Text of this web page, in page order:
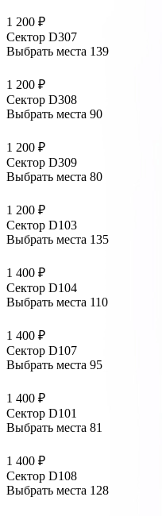
1 200 ₽
Сектор D307
Выбрать места 139
1 200 ₽
Сектор D308
Выбрать места 90
1 200 ₽
Сектор D309
Выбрать места 80
1 200 ₽
Сектор D103
Выбрать места 135
1 400 ₽
Сектор D104
Выбрать места 110
1 400 ₽
Сектор D107
Выбрать места 95
1 400 ₽
Сектор D101
Выбрать места 81
1 400 ₽
Сектор D108
Выбрать места 128